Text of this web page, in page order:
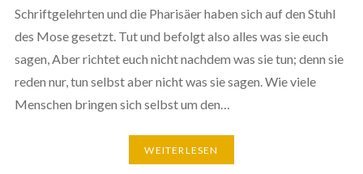
Schriftgelehrten und die Pharisäer haben sich auf den Stuhl
des Mose gesetzt. Tut und befolgt also alles was sie euch
sagen, Aber richtet euch nicht nachdem was sie tun; denn sie
reden nur, tun selbst aber nicht was sie sagen. Wie viele
Menschen bringen sich selbst um den…
WEITERLESEN